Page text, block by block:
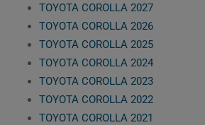
TOYOTA COROLLA 2027
TOYOTA COROLLA 2026
TOYOTA COROLLA 2025
TOYOTA COROLLA 2024
TOYOTA COROLLA 2023
TOYOTA COROLLA 2022
TOYOTA COROLLA 2021